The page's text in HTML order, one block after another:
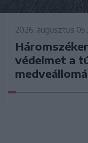
2026. augusztus
védelmet a